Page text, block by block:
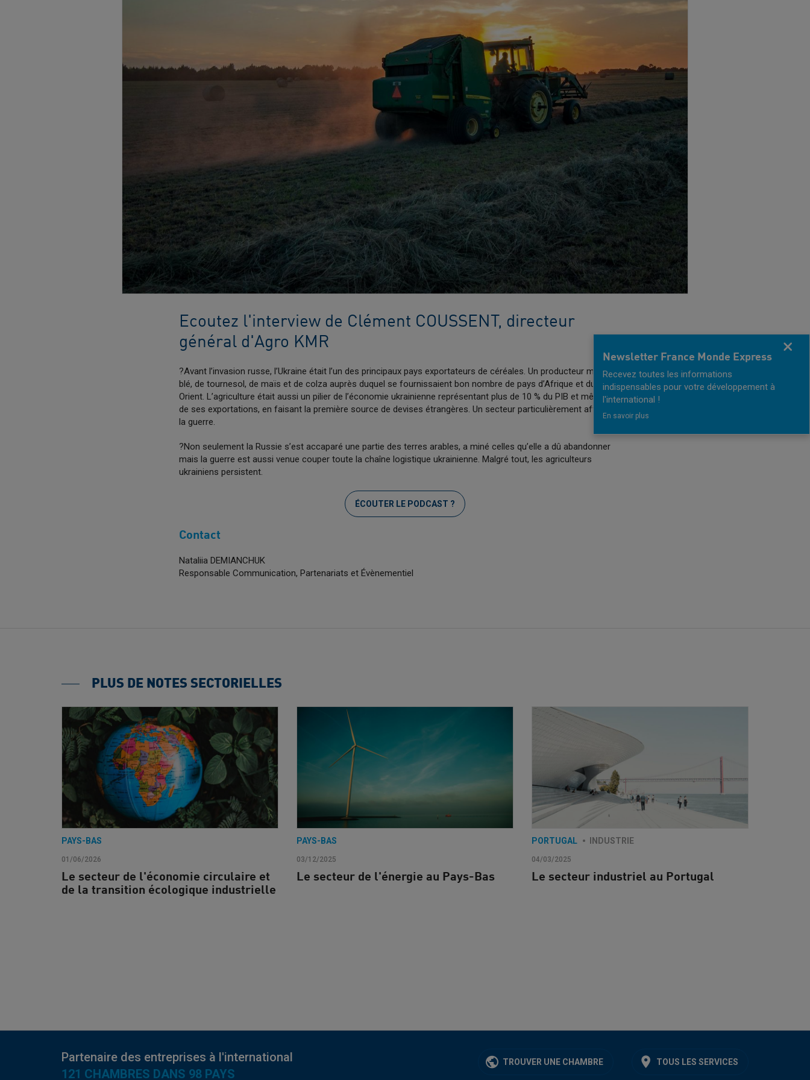
Ecoutez l'interview de Clément COUSSENT, directeur
général d'Agro KMR
?​​Avant l’invasion russe, l’Ukraine était l’un des principaux pays exportateurs de céréales. Un producteur majeur de
blé, de tournesol, de maïs et de colza auprès duquel se fournissaient bon nombre de pays d’Afrique et du Moyen-
Orient. L’agriculture était aussi un pilier de l’économie ukrainienne représentant plus de 10 % du PIB et même 40 %
de ses exportations, en faisant la première source de devises étrangères. Un secteur particulièrement affecté par
la guerre.
?Non seulement la Russie s’est accaparé une partie des terres arables, a miné celles qu’elle a dû abandonner
mais la guerre est aussi venue couper toute la chaîne logistique ukrainienne. Malgré tout, les agriculteurs
ukrainiens persistent.
ÉCOUTER LE PODCAST ?
Contact
Nataliia DEMIANCHUK
Responsable Communication, Partenariats et Évènementiel
PLUS DE NOTES SECTORIELLES
PAYS-BAS
01/06/2026
Le secteur de l'économie circulaire et
de la transition écologique industrielle
PAYS-BAS
03/12/2025
Le secteur de l'énergie au Pays-Bas
PORTUGAL INDUSTRIE
04/03/2025
Le secteur industriel au Portugal
Partenaire des entreprises à l'international
121 CHAMBRES DANS 98 PAYS
TOUS LES SERVICES
TROUVER UNE CHAMBRE
Newsletter France Monde Express
Recevez toutes les informations
indispensables pour votre développement à
l'international !
En savoir plus